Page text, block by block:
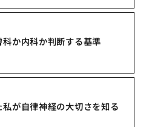
か内科か判断する基準
が自律神経の大切さを知る